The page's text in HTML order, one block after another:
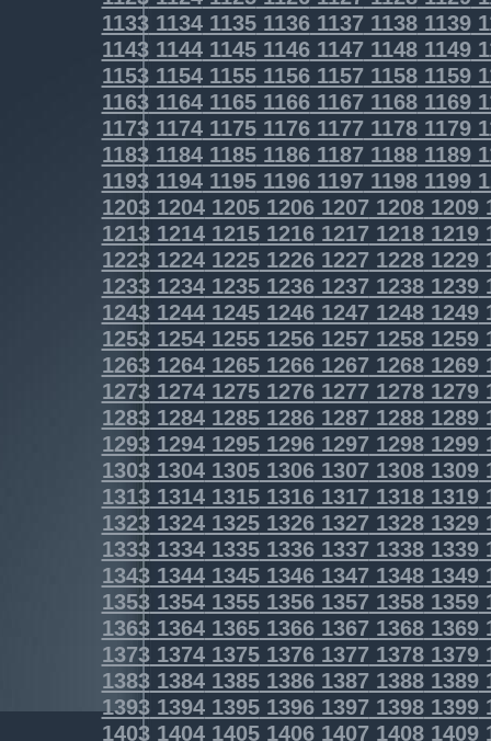
1133113411351136113711381139
1143114411451146114711481149
1153115411551156115711581159
1163116411651166116711681169
1173117411751176117711781179
1183118411851186118711881189
1193119411951196119711981199
1203120412051206120712081209
1213121412151216121712181219
1223122412251226122712281229
1233123412351236123712381239
1243124412451246124712481249
1253125412551256125712581259
1263126412651266126712681269
1273127412751276127712781279
1283128412851286128712881289
1293129412951296129712981299
1303130413051306130713081309
1313131413151316131713181319
1323132413251326132713281329
1333133413351336133713381339
1343134413451346134713481349
1353135413551356135713581359
1363136413651366136713681369
1373137413751376137713781379
1383138413851386138713881389
1393139413951396139713981399
1403140414051406140714081409